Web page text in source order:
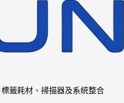
籤耗材、掃描器及系統整合